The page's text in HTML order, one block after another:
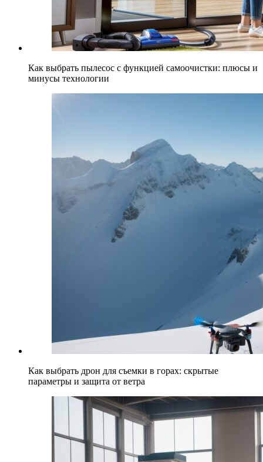
Как выбрать пылесос с функцией самоочистки: плюсы и
минусы технологии
Как выбрать дрон для съемки в горах: скрытые
параметры и защита от ветра